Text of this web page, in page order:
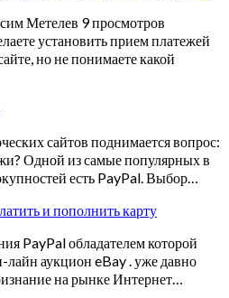
Метелев 9 просмотров
установить прием платежей
но не понимаете какой
сайтов поднимается вопрос:
Одной из самые популярных в
есть PayPal. Выбор…
и пополнить карту
PayPal обладателем которой
лайн аукцион eBay . уже давно
на рынке Интернет…